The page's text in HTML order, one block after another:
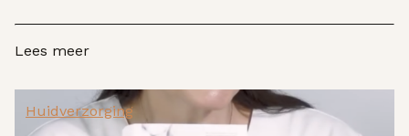
Lees meer
Huidverzorging